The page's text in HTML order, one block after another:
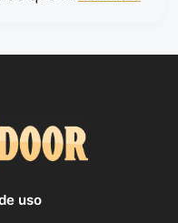
uso